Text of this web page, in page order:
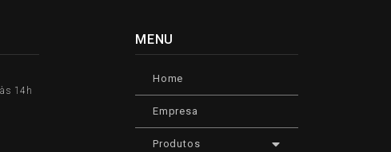
14h
MENU
Home
Empresa
Produtos